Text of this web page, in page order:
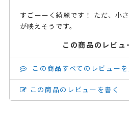
すごーーく綺麗です！ ただ、小
が映えそうです。
この商品のレビュ
この商品すべてのレビューを
この商品のレビューを書く